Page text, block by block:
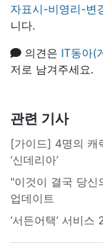
자표시-비영리-변
니다.
의견은 IT동아(
저로 남겨주세요.
관련 기사
[가이드] 4명의 캐
‘신데리아’
"이것이 결국 당신
업데이트
‘서든어택’ 서비스